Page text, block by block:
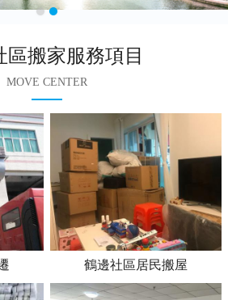
區搬家服務項目
MOVE CENTER
鶴邊社區居民搬屋